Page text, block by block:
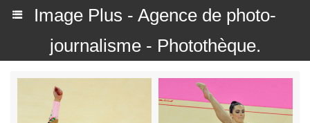
Image Plus - Agence de photo-
journalisme - Photothèque.